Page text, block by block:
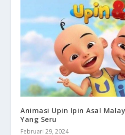
Animasi Upin Ipin Asal
Yang Seru
Februari 29, 2024